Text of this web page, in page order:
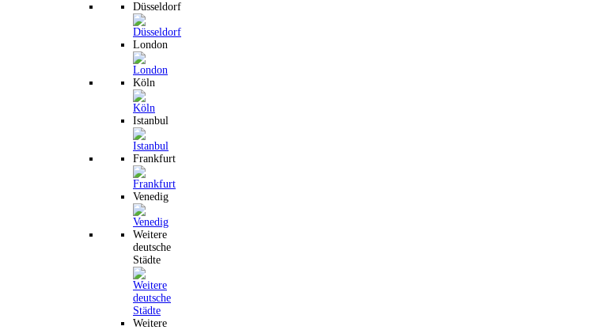
Düsseldorf
London
Köln
Istanbul
Frankfurt
Venedig
Weitere
deutsche
Städte
Weitere